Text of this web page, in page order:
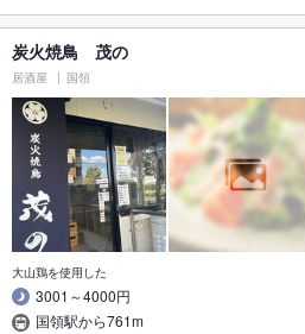
炭火焼鳥 茂の
居酒屋 国領
大山鶏を使用した
3001～4000円
国領駅から761m